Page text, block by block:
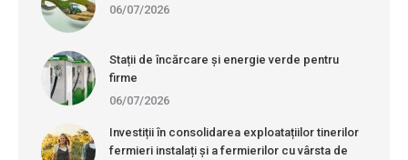
06/07/2026
Stații de încărcare și energie verde pentru
firme
06/07/2026
Investiții în consolidarea exploatațiilor tinerilor
fermieri instalați și a fermierilor cu vârsta de